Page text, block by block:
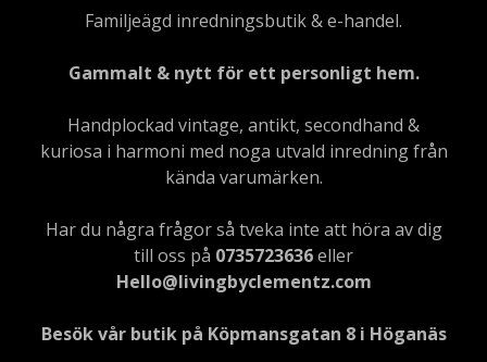
Familjeägd inredningsbutik & e-handel.
Gammalt & nytt för ett personligt hem.
Handplockad vintage, antikt, secondhand &
kuriosa i harmoni med noga utvald inredning från
kända varumärken.
Har du några frågor så tveka inte att höra av dig
till oss på 0735723636eller
Hello@livingbyclementz.com
Besök vår butik på Köpmansgatan 8 i Höganäs